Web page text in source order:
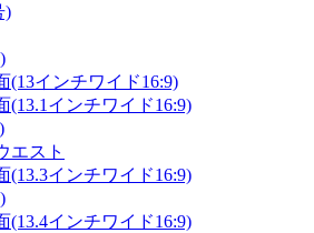
)
(13インチワイド16:9)
(13.1インチワイド16:9)
エスト
(13.3インチワイド16:9)
(13.4インチワイド16:9)